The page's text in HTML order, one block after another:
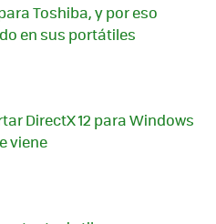
Toshiba, y por eso
en sus portátiles
DirectX 12 para Windows
viene